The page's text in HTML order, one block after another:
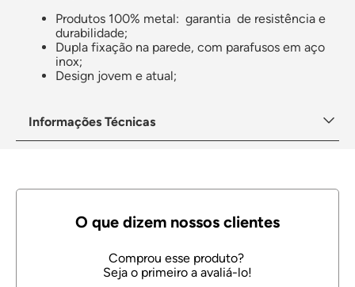
Produtos 100% metal: garantia de resistência e
durabilidade;
Dupla fixação na parede, com parafusos em aço
inox;
Design jovem e atual;
Informações Técnicas